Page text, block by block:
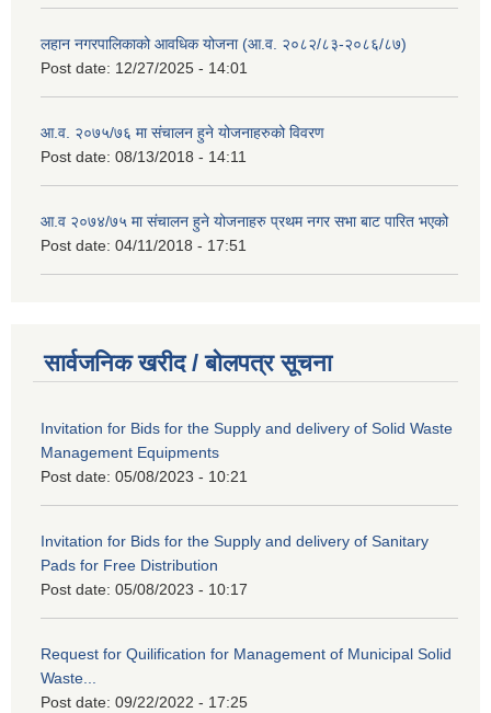
लहान नगरपालिकाको आवधिक योजना (आ.व. २०८२/८३-२०८६/८७)
Post date: 12/27/2025 - 14:01
आ.व. २०७५/७६ मा संचालन हुने योजनाहरुको विवरण
Post date: 08/13/2018 - 14:11
आ.व २०७४/७५ मा संचालन हुने योजनाहरु प्रथम नगर सभा बाट पारित भएको
Post date: 04/11/2018 - 17:51
सार्वजनिक खरीद / बोलपत्र सूचना
Invitation for Bids for the Supply and delivery of Solid Waste
Management Equipments
Post date: 05/08/2023 - 10:21
Invitation for Bids for the Supply and delivery of Sanitary
Pads for Free Distribution
Post date: 05/08/2023 - 10:17
Request for Quilification for Management of Municipal Solid
Waste...
Post date: 09/22/2022 - 17:25